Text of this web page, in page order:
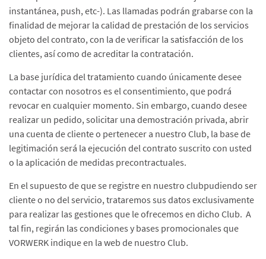
instantánea, push, etc-). Las llamadas podrán grabarse con la
finalidad de mejorar la calidad de prestación de los servicios
objeto del contrato, con la de verificar la satisfacción de los
clientes, así como de acreditar la contratación.
La base jurídica del tratamiento cuando únicamente desee
contactar con nosotros es el consentimiento, que podrá
revocar en cualquier momento. Sin embargo, cuando desee
realizar un pedido, solicitar una demostración privada, abrir
una cuenta de cliente o pertenecer a nuestro Club, la base de
legitimación será la ejecución del contrato suscrito con usted
o la aplicación de medidas precontractuales.
En el supuesto de que se registre en nuestro clubpudiendo ser
cliente o no del servicio, trataremos sus datos exclusivamente
para realizar las gestiones que le ofrecemos en dicho Club. A
tal fin, regirán las condiciones y bases promocionales que
VORWERK indique en la web de nuestro Club.